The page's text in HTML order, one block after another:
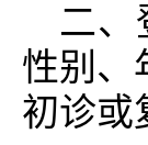
二、
性别、
初诊或